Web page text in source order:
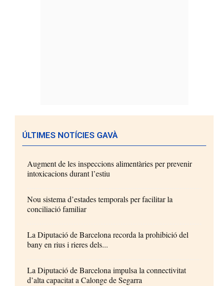
ÚLTIMES NOTÍCIES GAVÀ
Augment de les inspeccions alimentàries per prevenir
intoxicacions durant l’estiu
Nou sistema d’estades temporals per facilitar la
conciliació familiar
La Diputació de Barcelona recorda la prohibició del
bany en rius i rieres dels...
La Diputació de Barcelona impulsa la connectivitat
d’alta capacitat a Calonge de Segarra